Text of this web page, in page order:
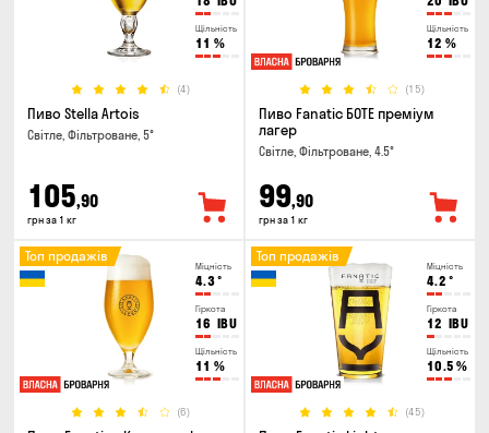
Щільність
11 %
(4)
Пиво Stella Artois
Світле, Фільтроване, 5°
105,90
грн за 1 кг
Щільність
12 %
(15)
Пиво Fanatic БОТЕ преміум
лагер
Світле, Фільтроване, 4.5°
99,90
грн за 1 кг
Міцність
4.3°
Гіркота
16 IBU
Щільність
11 %
(6)
Топ продажів
Міцність
4.2 °
Гіркота
12 IBU
Щільність
10.5 %
(45)
Топ продажів